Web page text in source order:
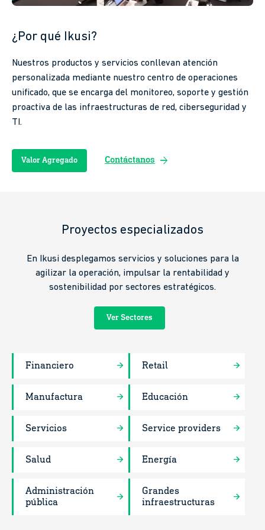
¿Por qué Ikusi?
Nuestros productos y servicios conllevan atención
personalizada mediante nuestro centro de operaciones
unificado, que se encarga del monitoreo, soporte y gestión
proactiva de las infraestructuras de red, ciberseguridad y
TI.
Valor Agregado Contáctanos arrow_forward
Proyectos especializados
En Ikusi desplegamos servicios y soluciones para la
agilizar la operación, impulsar la rentabilidad y
sostenibilidad por sectores estratégicos.
Ver Sectores
Financiero Retail
Manufactura Educación
Servicios Service providers
Salud Energía
Administración
pública
Grandes
infraestructuras